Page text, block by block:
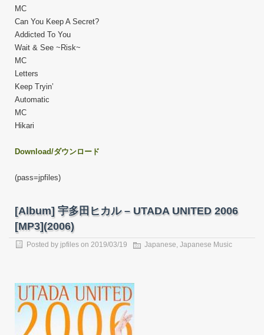
MC
Can You Keep A Secret?
Addicted To You
Wait & See ~Risk~
MC
Letters
Keep Tryin’
Automatic
MC
Hikari
Download/ダウンロード
(pass=jpfiles)
[Album] 宇多田ヒカル – UTADA UNITED 2006
[MP3](2006)
Posted by jpfiles on 2019/03/19 Japanese, Japanese Music